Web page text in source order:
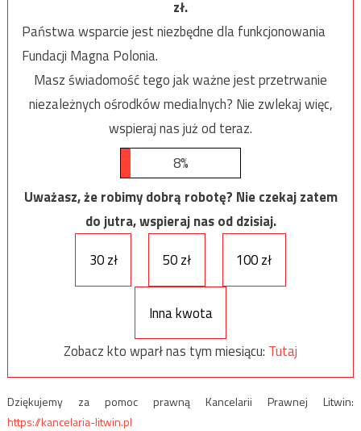
zł.
Państwa wsparcie jest niezbędne dla funkcjonowania
Fundacji Magna Polonia.
Masz świadomość tego jak ważne jest przetrwanie
niezależnych ośrodków medialnych? Nie zwlekaj więc,
wspieraj nas już od teraz.
8%
Uważasz, że robimy dobrą robotę? Nie czekaj zatem
do jutra, wspieraj nas od dzisiaj.
30 zł
50 zł 100 zł
Inna kwota
Zobacz kto wparł nas tym miesiącu: Tutaj
Dziękujemy za pomoc prawną Kancelarii Prawnej Litwin:
https://kancelaria-litwin.pl